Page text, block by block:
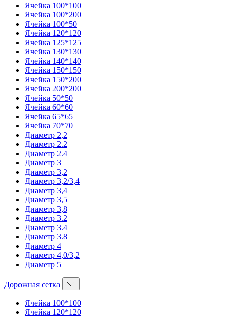
Ячейка 100*100
Ячейка 100*200
Ячейка 100*50
Ячейка 120*120
Ячейка 125*125
Ячейка 130*130
Ячейка 140*140
Ячейка 150*150
Ячейка 150*200
Ячейка 200*200
Ячейка 50*50
Ячейка 60*60
Ячейка 65*65
Ячейка 70*70
Диаметр 2,2
Диаметр 2.2
Диаметр 2.4
Диаметр 3
Диаметр 3,2
Диаметр 3,2/3,4
Диаметр 3,4
Диаметр 3,5
Диаметр 3,8
Диаметр 3.2
Диаметр 3.4
Диаметр 3.8
Диаметр 4
Диаметр 4,0/3,2
Диаметр 5
Дорожная сетка
Ячейка 100*100
Ячейка 120*120